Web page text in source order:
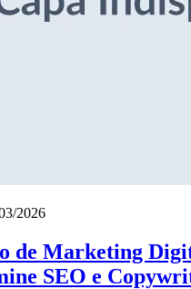
2026
de Marketing
SEO e